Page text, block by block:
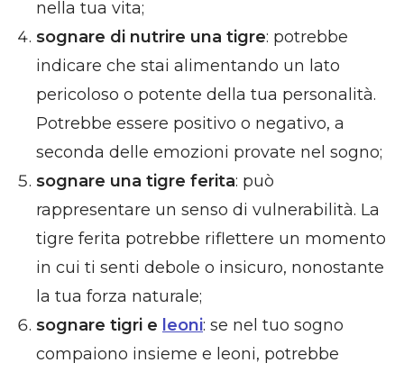
nella tua vita;
sognare di nutrire una tigre: potrebbe
indicare che stai alimentando un lato
pericoloso o potente della tua personalità.
Potrebbe essere positivo o negativo, a
seconda delle emozioni provate nel sogno;
sognare una tigre ferita: può
rappresentare un senso di vulnerabilità. La
tigre ferita potrebbe riflettere un momento
in cui ti senti debole o insicuro, nonostante
la tua forza naturale;
sognare tigri e leoni: se nel tuo sogno
compaiono insieme e leoni, potrebbe